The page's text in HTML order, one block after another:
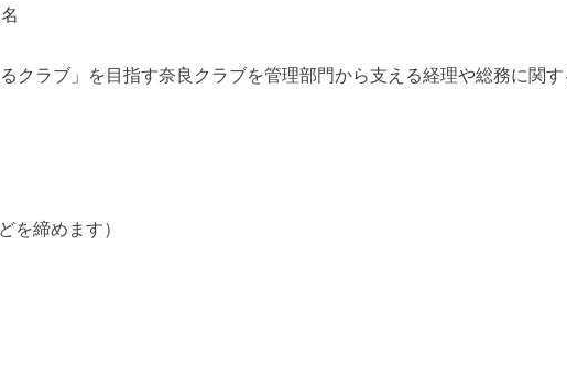
クラブ」を目指す奈良クラブを管理部門から支える経理や総務に関
を締めます）